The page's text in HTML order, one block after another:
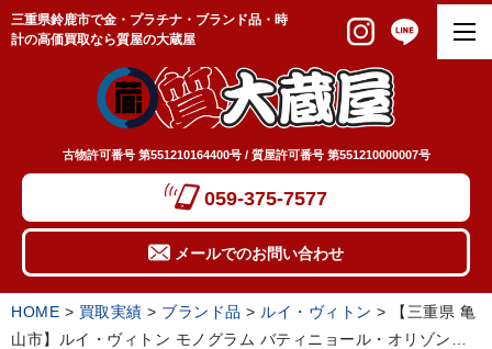
三重県鈴鹿市で金・プラチナ・ブランド品・時
計の高価買取なら質屋の大蔵屋
古物許可番号 第551210164400号 / 質屋許可番号 第551210000007号
059-375-7577
メールでのお問い合わせ
HOME > 買取実績 > ブランド品 > ルイ・ヴィトン >
【三重県 亀
山市】ルイ・ヴィトン モノグラム バティニョール・オリゾンタ